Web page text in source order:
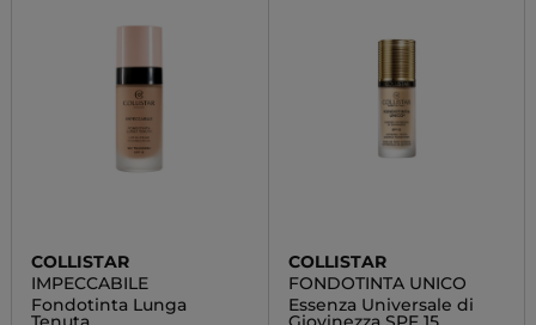
COLLISTAR
IMPECCABILE
Fondotinta Lunga
COLLISTAR
FONDOTINTA UNICO
Essenza Universale di